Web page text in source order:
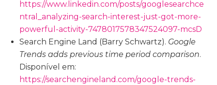
https://www.linkedin.com/posts/googlesearchce
ntral_analyzing-search-interest-just-got-more-
powerful-activity-7478017578347524097-mcsD
Search Engine Land (Barry Schwartz). Google
Trends adds previous time period comparison.
Disponível em:
https://searchengineland.com/google-trends-